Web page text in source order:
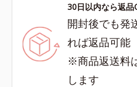
30日以内なら返品
開封後でも発
れば返品可能
※商品返送料
します